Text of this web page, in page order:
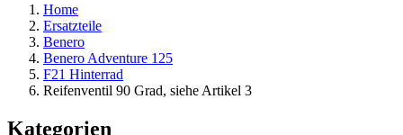
Home
Ersatzteile
Benero
Benero Adventure 125
F21 Hinterrad
Reifenventil 90 Grad, siehe Artikel 3
Kategorien